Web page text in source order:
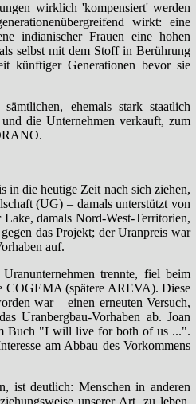
wirklich 'kompensiert' werden
wirkt: eine
indianischer Frauen eine hohen
selbst mit dem Stoff in Berührung
künftiger Generationen bevor sie
ehemals stark staatlich
die Unternehmen verkauft, zum
in die heutige Zeit nach sich ziehen,
(UG) – damals unterstützt von
damals Nord-West-Territorien,
das Projekt; der Uranpreis war
auf.
trennte, fiel beim
COGEMA (spätere AREVA). Diese
war – einen erneuten Versuch,
Uranbergbau-Vorhaben ab. Joan
Buch "I will live for both of us ...".
am Abbau des Vorkommens
ist deutlich: Menschen in anderen
unserer Art, zu leben.